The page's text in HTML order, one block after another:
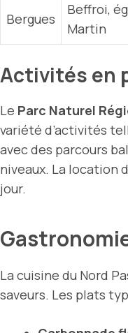
Bergues
Beffroi,
Martin
Activités en
Le Parc Naturel
variété d’activités
avec des parcours
niveaux. La location
jour.
La cuisine du Nord
saveurs. Les plats